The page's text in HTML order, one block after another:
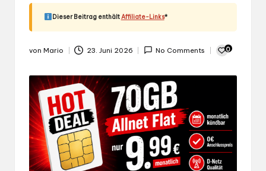
Dieser Beitrag enthältAffiliate-Links*
Gepostet
von Mario 23. Juni 2026 No Comments 0